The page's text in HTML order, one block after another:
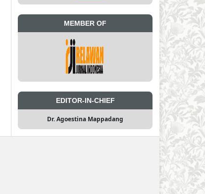
MEMBER OF
EDITOR-IN-CHIEF
Dr. Agoestina Mappadang